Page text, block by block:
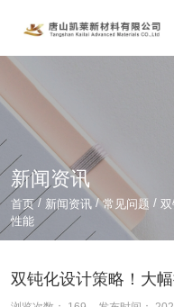
新闻资讯
首页/ 新闻资讯 /常见问题 /
性能
双钝化设计策略！大